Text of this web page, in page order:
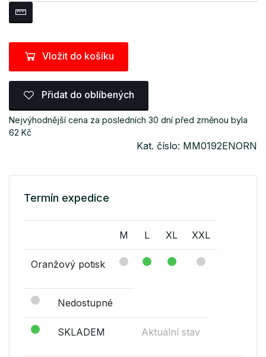
Vložit do košíku
Přidat do oblíbených
Nejvýhodnější cena za posledních 30 dní před změnou byla
62 Kč
Kat. číslo: MM0192ENORN
Termín expedice
M L XL XXL
Oranžový potisk
Nedostupné
SKLADEM Aktuální stav